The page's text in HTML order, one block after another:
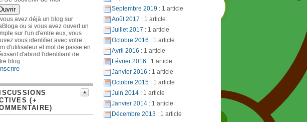
avez déjà un blog sur
ou si vous avez ouvert un
sur l'un d'entre eux, vous
vous identifier avec votre
d'utilisateur et mot de passe en
d'abord l'identifiant de
blog.
(+
Septembre 2019 : 1 article
Août 2017 : 1 article
Juillet 2017 : 1 article
Octobre 2016 : 1 article
Avril 2016 : 1 article
Février 2016 : 1 article
Janvier 2016 : 1 article
Octobre 2015 : 1 article
Juin 2014 : 1 article
Janvier 2014 : 1 article
Décembre 2013 : 1 article